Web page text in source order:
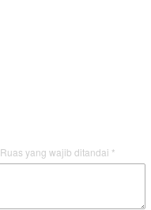
Ruas yang wajib ditandai *